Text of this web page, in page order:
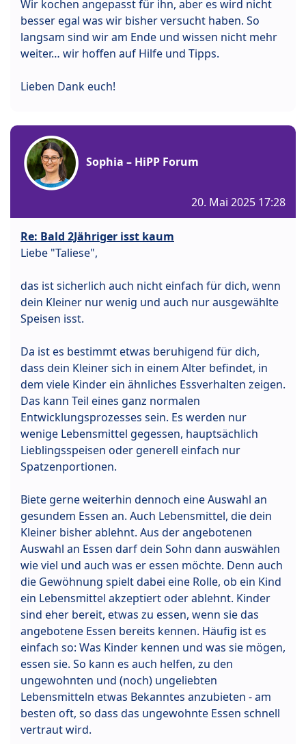
Wir kochen angepasst für ihn, aber es wird nicht
besser egal was wir bisher versucht haben. So
langsam sind wir am Ende und wissen nicht mehr
weiter… wir hoffen auf Hilfe und Tipps.
Lieben Dank euch!
Sophia – HiPP Forum
20. Mai 2025 17:28
Re: Bald 2Jähriger isst kaum
Liebe "Taliese",
das ist sicherlich auch nicht einfach für dich, wenn
dein Kleiner nur wenig und auch nur ausgewählte
Speisen isst.
Da ist es bestimmt etwas beruhigend für dich,
dass dein Kleiner sich in einem Alter befindet, in
dem viele Kinder ein ähnliches Essverhalten zeigen.
Das kann Teil eines ganz normalen
Entwicklungsprozesses sein. Es werden nur
wenige Lebensmittel gegessen, hauptsächlich
Lieblingsspeisen oder generell einfach nur
Spatzenportionen.
Biete gerne weiterhin dennoch eine Auswahl an
gesundem Essen an. Auch Lebensmittel, die dein
Kleiner bisher ablehnt. Aus der angebotenen
Auswahl an Essen darf dein Sohn dann auswählen
wie viel und auch was er essen möchte. Denn auch
die Gewöhnung spielt dabei eine Rolle, ob ein Kind
ein Lebensmittel akzeptiert oder ablehnt. Kinder
sind eher bereit, etwas zu essen, wenn sie das
angebotene Essen bereits kennen. Häufig ist es
einfach so: Was Kinder kennen und was sie mögen,
essen sie. So kann es auch helfen, zu den
ungewohnten und (noch) ungeliebten
Lebensmitteln etwas Bekanntes anzubieten - am
besten oft, so dass das ungewohnte Essen schnell
vertraut wird.